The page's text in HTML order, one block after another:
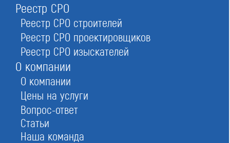
Реестр СРО
Реестр СРО строителей
Реестр СРО проектировщиков
Реестр СРО изыскателей
О компании
О компании
Цены на услуги
Вопрос-ответ
Статьи
Наша команда
Стать членом реестра проектировщиков
Заказать
При отправке данной формы вы соглашаетесь с
персональных данных.